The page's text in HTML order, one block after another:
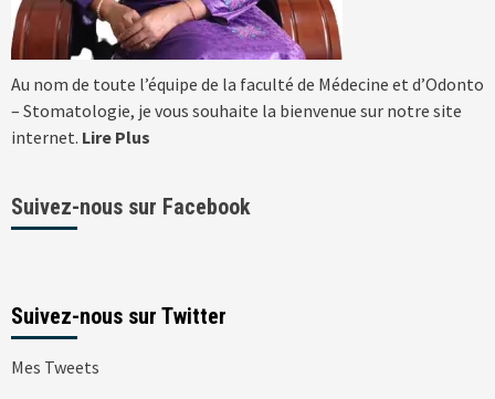
Au nom de toute l’équipe de la faculté de Médecine et d’Odonto
– Stomatologie, je vous souhaite la bienvenue sur notre site
internet. Lire Plus
Suivez-nous sur Facebook
Suivez-nous sur Twitter
Mes Tweets